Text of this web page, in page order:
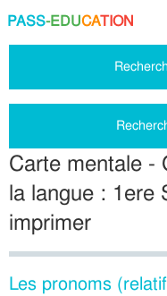
PASS-EDUCATION
Carte mentale -
la langue : 1ere
imprimer
Les pronoms